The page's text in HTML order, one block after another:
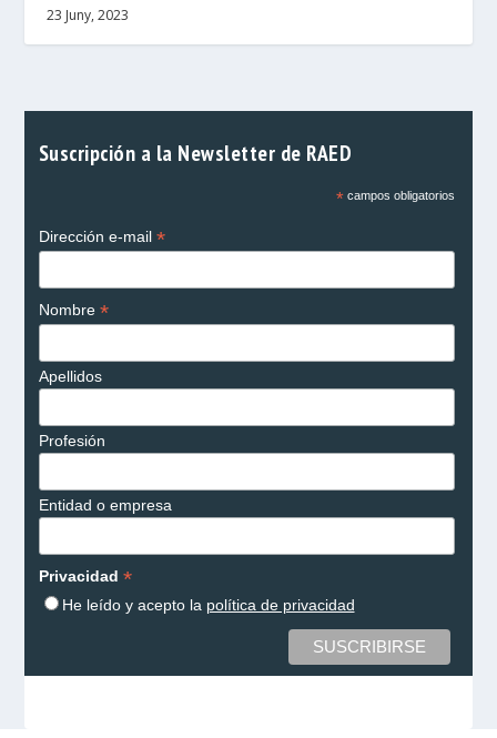
23 Juny, 2023
Suscripción a la Newsletter de RAED
*campos obligatorios
Dirección e-mail *
Nombre *
Apellidos
Profesión
Entidad o empresa
Privacidad *
He leído y acepto la política de privacidad